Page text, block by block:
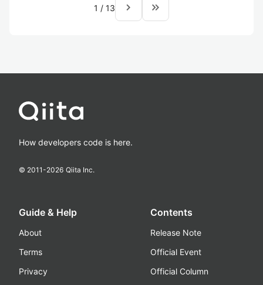
1 / 13 navigate_next keyboard_double_arrow_right
How developers code is here.
© 2011-2026 Qiita Inc.
Guide & Help
About
Terms
Privacy
Contents
Release Note
Official Event
Official Column